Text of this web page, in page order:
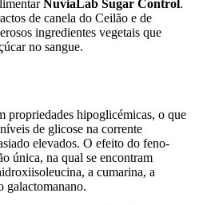
NuviaLab Sugar Control .
de canela do Ceilão e de
ingredientes vegetais que
no sangue.
propriedades hipoglicémicas, o que
de glicose na corrente
elevados. O efeito do feno-
única, na qual se encontram
a cumarina, a
galactomanano.